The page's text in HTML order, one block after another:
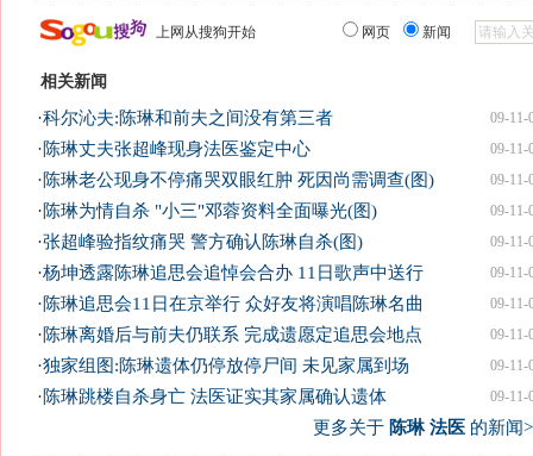
上网从搜狗开始 网页 新闻
相关新闻
09-11-
·科尔沁夫:陈琳和前夫之间没有第三者
09-11-
·陈琳丈夫张超峰现身法医鉴定中心
09-11-
·陈琳老公现身不停痛哭双眼红肿 死因尚需调查(图)
09-11-
·陈琳为情自杀 "小三"邓蓉资料全面曝光(图)
09-11-
·张超峰验指纹痛哭 警方确认陈琳自杀(图)
09-11-
·杨坤透露陈琳追思会追悼会合办 11日歌声中送行
09-11-
·陈琳追思会11日在京举行 众好友将演唱陈琳名曲
09-11-
·陈琳离婚后与前夫仍联系 完成遗愿定追思会地点
09-11-
·独家组图:陈琳遗体仍停放停尸间 未见家属到场
09-11-
·陈琳跳楼自杀身亡 法医证实其家属确认遗体
更多关于 陈琳 法医的新闻